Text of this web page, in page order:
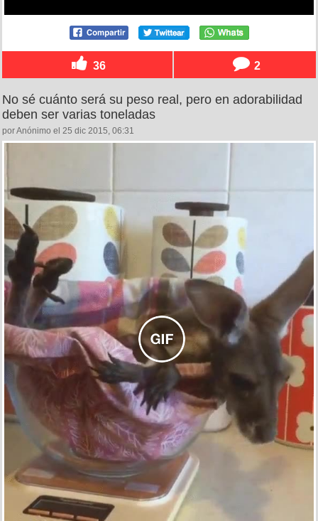
36 2
No sé cuánto será su peso real, pero en adorabilidad
deben ser varias toneladas
por Anónimo el 25 dic 2015, 06:31